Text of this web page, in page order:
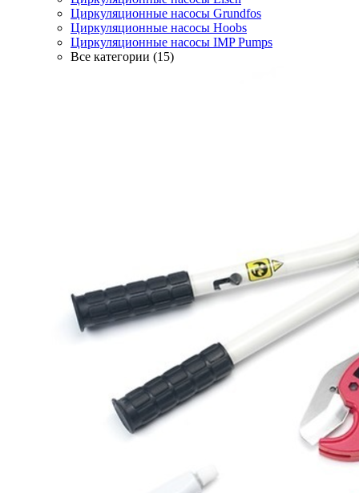
Циркуляционные насосы Grundfos
Циркуляционные насосы Hoobs
Циркуляционные насосы IMP Pumps
Все категории (15)